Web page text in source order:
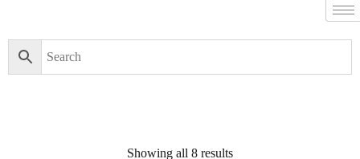
Showing all 8 results